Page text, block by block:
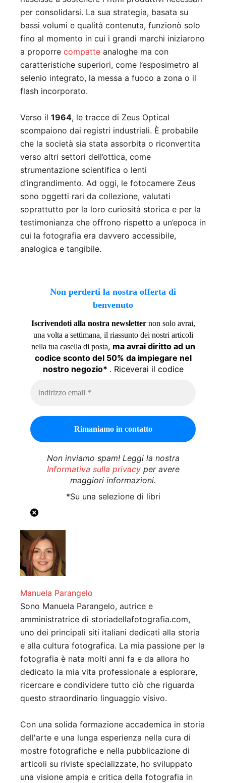
per consolidarsi. La sua strategia, basata su
bassi volumi e qualità contenuta, funzionò solo
fino al momento in cui i grandi marchi iniziarono
a proporre compatte analoghe ma con
caratteristiche superiori, come l’esposimetro al
selenio integrato, la messa a fuoco a zona o il
flash incorporato.
Verso il 1964, le tracce di Zeus Optical
scompaiono dai registri industriali. È probabile
che la società sia stata assorbita o riconvertita
verso altri settori dell’ottica, come
strumentazione scientifica o lenti
d’ingrandimento. Ad oggi, le fotocamere Zeus
sono oggetti rari da collezione, valutati
soprattutto per la loro curiosità storica e per la
testimonianza che offrono rispetto a un’epoca in
cui la fotografia era davvero accessibile,
analogica e tangibile.
Non perderti la nostra offerta di
benvenuto
Iscrivendoti alla nostra newsletternon solo avrai,
una volta a settimana, il riassunto dei nostri articoli
nella tua casella di posta, ma avrai diritto ad un
codice sconto del 50% da impiegare nel
nostro negozio* . Riceverai il codice
Non inviamo spam! Leggi la nostra
Informativa sulla privacyper avere
maggiori informazioni.
*Su una selezione di libri
Manuela Parangelo
Sono Manuela Parangelo, autrice e
amministratrice di storiadellafotografia.com,
uno dei principali siti italiani dedicati alla storia
e alla cultura fotografica. La mia passione per la
fotografia è nata molti anni fa e da allora ho
dedicato la mia vita professionale a esplorare,
ricercare e condividere tutto ciò che riguarda
questo straordinario linguaggio visivo.
Con una solida formazione accademica in storia
dell'arte e una lunga esperienza nella cura di
mostre fotografiche e nella pubblicazione di
articoli su riviste specializzate, ho sviluppato
una visione ampia e critica della fotografia in